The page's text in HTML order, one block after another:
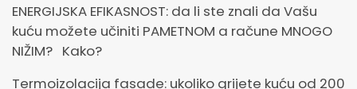
ENERGIJSKA EFIKASNOST: da li ste znali da Vašu
kuću možete učiniti PAMETNOM a račune MNOGO
NIŽIM? Kako?
Termoizolacija fasade: ukoliko grijete kuću od 200